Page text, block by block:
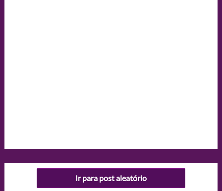
Ir para post aleatório